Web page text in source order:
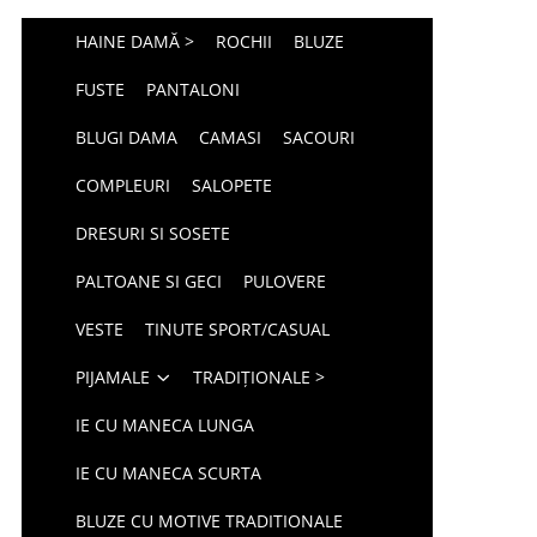
HAINE DAMĂ > ROCHII BLUZE
FUSTE PANTALONI
BLUGI DAMA CAMASI SACOURI
COMPLEURI SALOPETE
DRESURI SI SOSETE
PALTOANE SI GECI PULOVERE
VESTE TINUTE SPORT/CASUAL
PIJAMALE TRADIȚIONALE >
IE CU MANECA LUNGA
IE CU MANECA SCURTA
BLUZE CU MOTIVE TRADITIONALE